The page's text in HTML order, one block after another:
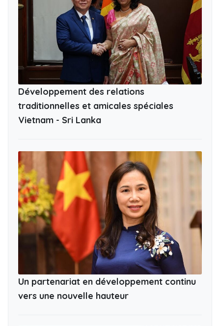
Développement des relations
traditionnelles et amicales spéciales
Vietnam - Sri Lanka
Un partenariat en développement continu
vers une nouvelle hauteur